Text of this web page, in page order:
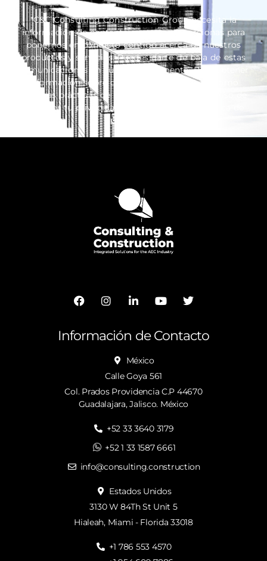
*C&C Consulting Construction Group necesita la
información de contacto que nos proporcionas para
ponernos en contacto contigo acerca de nuestros
productos y servicios. Puedes darte de baja de estas
comunicaciones en cualquier momento. Para obtener
información sobre cómo darte de baja, así como
nuestras prácticas de privacidad y el compromiso de
proteger tu privacidad, consulta nuestra Política de
privacidad.
Información de Contacto
México
Calle Goya 561
Col. Prados Providencia C.P 44670
Guadalajara, Jalisco. México
+52 33 3640 3179
+52 1 33 1587 6661
info@consulting.construction
Estados Unidos
3130 W 84Th St Unit 5
Hialeah, Miami - Florida 33018
+1 786 553 4570